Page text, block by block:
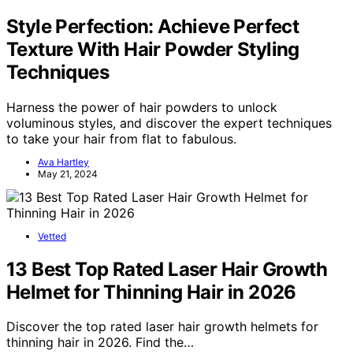
Style Perfection: Achieve Perfect
Texture With Hair Powder Styling
Techniques
Harness the power of hair powders to unlock
voluminous styles, and discover the expert techniques
to take your hair from flat to fabulous.
Ava Hartley
May 21, 2024
Vetted
13 Best Top Rated Laser Hair Growth
Helmet for Thinning Hair in 2026
Discover the top rated laser hair growth helmets for
thinning hair in 2026. Find the…